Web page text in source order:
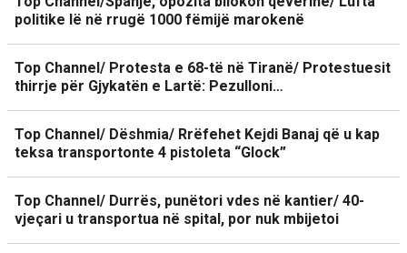
politike lë në rrugë 1000 fëmijë marokenë
Top Channel/ Protesta e 68-të në Tiranë/ Protestuesit
thirrje për Gjykatën e Lartë: Pezulloni…
Top Channel/ Dëshmia/ Rrëfehet Kejdi Banaj që u kap
teksa transportonte 4 pistoleta “Glock”
Top Channel/ Durrës, punëtori vdes në kantier/ 40-
vjeçari u transportua në spital, por nuk mbijetoi